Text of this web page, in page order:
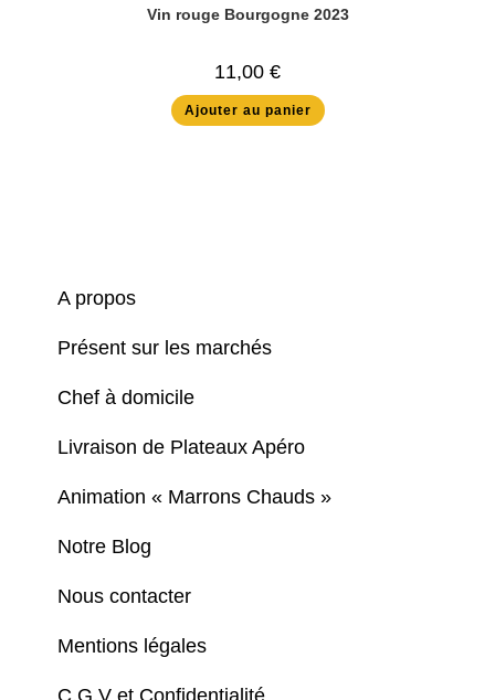
Vin rouge Bourgogne 2023
11,00 €
Ajouter au panier
A propos
Présent sur les marchés
Chef à domicile
Livraison de Plateaux Apéro
Animation « Marrons Chauds »
Notre Blog
Nous contacter
Mentions légales
C.G.V et Confidentialité